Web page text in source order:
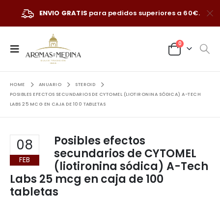
ENVIO GRATIS para pedidos superiores a 60€.
0
HOME ANUARIO
STEROID
POSIBLES EFECTOS SECUNDARIOS DE CYTOMEL (LIOTIRONINA SÓDICA) A-TECH
LABS 25 MCG EN CAJA DE 100 TABLETAS
08
FEB
Posibles efectos
secundarios de CYTOMEL
(liotironina sódica) A-Tech
Labs 25 mcg en caja de 100
tabletas